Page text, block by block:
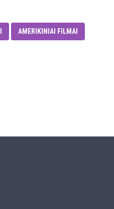
AMERIKINIAI FILMAI